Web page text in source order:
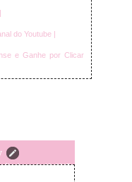
do Youtube |
e Ganhe por Clicar
sábado, maio 13, 2017